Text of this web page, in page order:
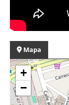
Mapa
+
−